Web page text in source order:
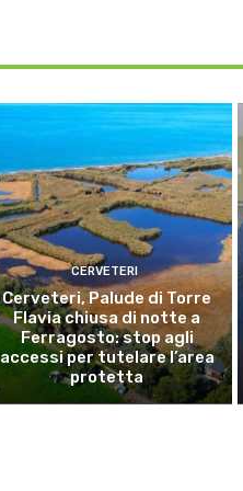
CERVETERI
Cerveteri, Palude di Torre
Flavia chiusa di notte a
Ferragosto: stop agli
accessi per tutelare l’area
protetta